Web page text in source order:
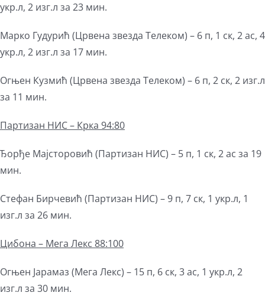
укр.л, 2 изг.л за 23 мин.
Марко Гудурић (Црвена звезда Телеком) – 6 п, 1 ск, 2 ас, 4
укр.л, 2 изг.л за 17 мин.
Огњен Кузмић (Црвена звезда Телеком) – 6 п, 2 ск, 2 изг.л
за 11 мин.
Партизан НИС – Крка 94:80
Ђорђе Мајсторовић (Партизан НИС) – 5 п, 1 ск, 2 ас за 19
мин.
Стефан Бирчевић (Партизан НИС) – 9 п, 7 ск, 1 укр.л, 1
изг.л за 26 мин.
Цибона – Мега Лекс 88:100
Огњен Јарамаз (Мега Лекс) – 15 п, 6 ск, 3 ас, 1 укр.л, 2
изг.л за 30 мин.